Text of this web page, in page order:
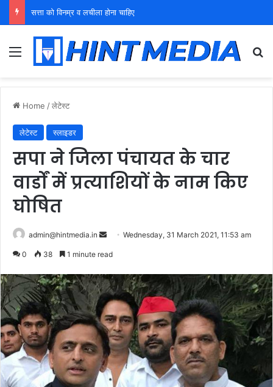
युवा शक्ति को पहचाने बूढ़ा नेतृत्व
Menu
Home /लेटेस्ट
लेटेस्ट स्लाइडर
सपा ने जिला पंचायत के चार
वार्डों में प्रत्याशियों के नाम किए
घोषित
admin@hintmedia.in
SendWednesday, 31 March 2021, 11:53 am
0 38 1 minute read